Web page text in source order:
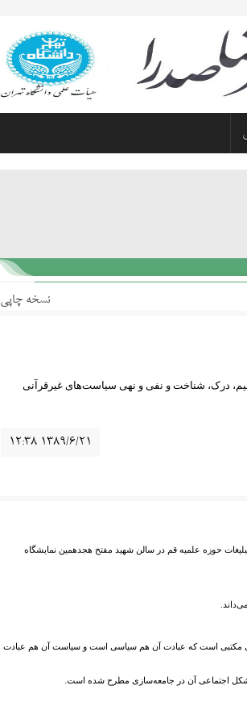
نسخه چاپی
درک، شناخت و نفی و نهی سیاست‌های غیرقرآنی
۱۲:۳۸ ۱۳۸۹/۶/۲۱
«سیاست از منظر قرآن کریم» که از سوی دفتر تبلیغات حوزه علمیه قم در سالن شهید مفتح هجدهمین نمایشگاه
مکتبی است که عبادت آن هم سیاسی است و سیاست آن هم عبادت
شکل اجتماعی آن در جامعه‌سازی مطرح شده است.